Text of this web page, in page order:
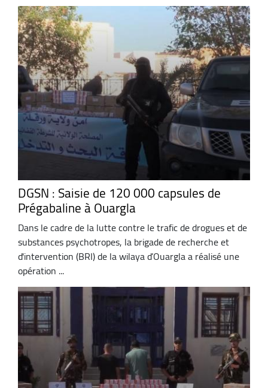
DGSN : Saisie de 120 000 capsules de
Prégabaline à Ouargla
Dans le cadre de la lutte contre le trafic de drogues et de
substances psychotropes, la brigade de recherche et
d'intervention (BRI) de la wilaya d’Ouargla a réalisé une
opération ...